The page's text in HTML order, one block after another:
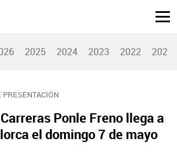
2025 2024 2023 2022 2021
Ponle Freno llega a
el domingo 7 de mayo